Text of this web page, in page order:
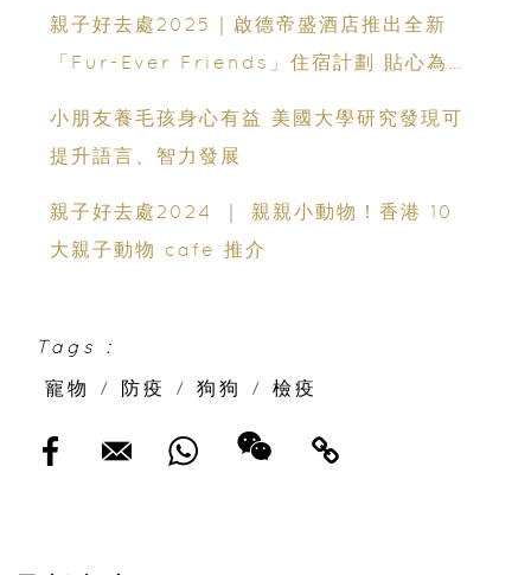
親子好去處2025｜啟德帝盛酒店推出全新
「Fur-Ever Friends」住宿計劃 貼心為毛
小朋友養毛孩身心有益 美國大學研究發現可
提升語言、智力發展
親子好去處2024 ｜ 親親小動物！香港 10
大親子動物 cafe 推介
Tags :
寵物
/ 防疫 / 狗狗 / 檢疫